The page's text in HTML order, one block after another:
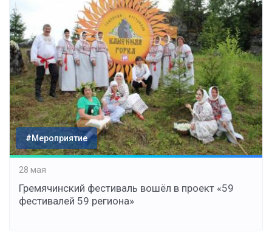
#Мероприятие
28 мая
Гремячинский фестиваль вошёл в проект «59
фестивалей 59 региона»